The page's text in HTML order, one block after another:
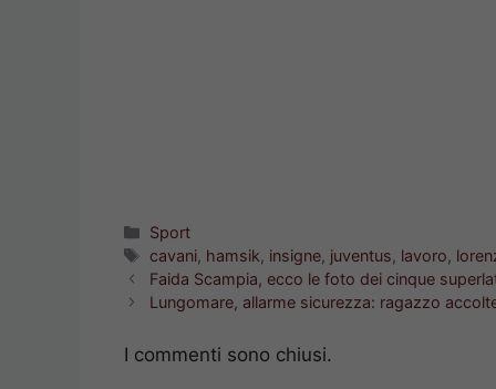
Categorie
Sport
Tag
cavani, hamsik, insigne, juventus, lavoro,
Faida Scampia, ecco le foto dei cinque
Lungomare, allarme sicurezza: ragazzo
I commenti sono chiusi.